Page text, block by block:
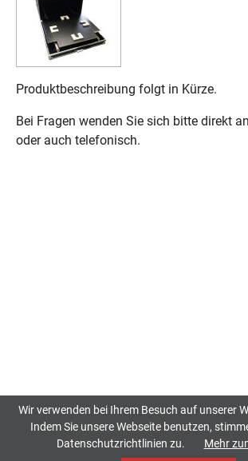
Produktbeschreibung folgt in Kürze.
Bei Fragen wenden Sie sich bitte direkt
oder auch telefonisch.
Wir verwenden bei Ihrem Besuch auf unserer
Indem Sie unsere Webseite benutzen,
Datenschutzrichtlinien zu.
Mehr